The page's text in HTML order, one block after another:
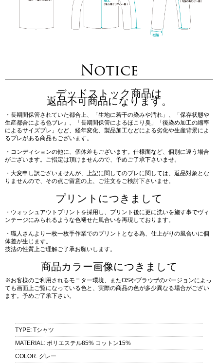
Notice
デッドストック商品は
返品不可商品になります。
・長期間保管されていた都合上、「生地に若干の染みや汚れ」、「保存状態や
生産都合による色ブレ」、「長期間保管によるほこり臭」「後染め加工の縮率
によるサイズブレ」など、経年変化、製品加工などによる劣化や生産背景によ
るブレがある商品もございます。
・コンディションの他に、個体差もございます。仕様面など、個別に違う場合
がございます。ご指定は頂けませんので、予めご了承下さいませ。
・大変申し訳ございませんが、上記に関してのブレに関しては、返品対象とな
りませんので、その点ご留意の上、ご注文をご検討下さいませ。
プリントにつきまして
・ウォッシュアウトプリントを採用し、プリント後に更に洗いを施す事でヴィ
ンテージにみられるような色褪せた風合いを再現しております。
・職人さんより一枚一枚手作業でのプリントとなる為、仕上がりの風合いに個
体差が生じます。
技法の性質上ご理解ご了承お願いします。
商品カラー画像につきまして
※お客様のご利用されるモニター環境、またOSやブラウザのバージョンによっ
ても画面上ご覧になっている色と、実際の商品の色が多少異なる場合がござい
ます。予めご了承下さい。
TYPE: Tシャツ
MATERIAL : ポリエステル85% コットン15%
COLOR: グレー